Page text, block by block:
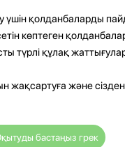
қолданбаларды
көптеген
түрлі құлақ
жақсартуға және
бастаңыз грек